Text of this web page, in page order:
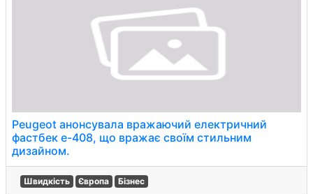
Peugeot анонсувала вражаючий електричний
фастбек e-408, що вражає своїм стильним
дизайном.
Швидкість Європа Бізнес